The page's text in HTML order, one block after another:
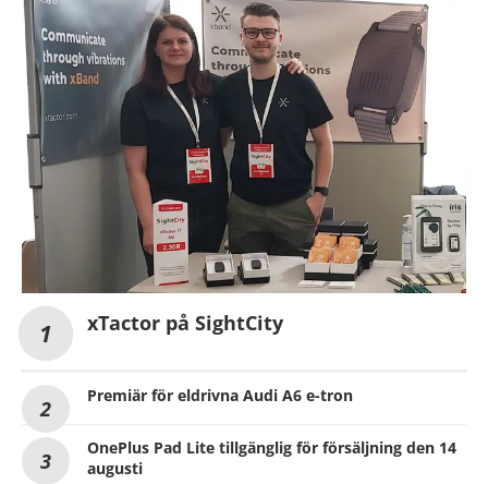
xTactor på SightCity
Premiär för eldrivna Audi A6 e-tron
OnePlus Pad Lite tillgänglig för försäljning den 14
augusti